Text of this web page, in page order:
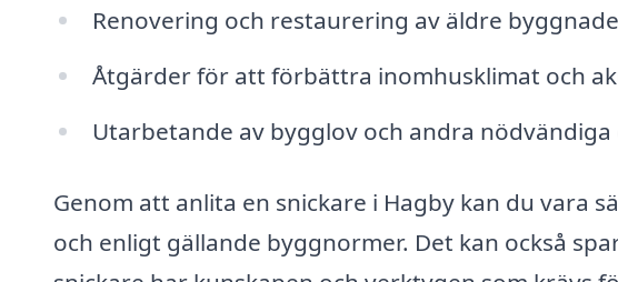
Renovering och restaurering av äldre
Åtgärder för att förbättra inomhusklimat och
Utarbetande av bygglov och andra
Genom att anlita en snickare i Hagby kan du vara
och enligt gällande byggnormer. Det kan också